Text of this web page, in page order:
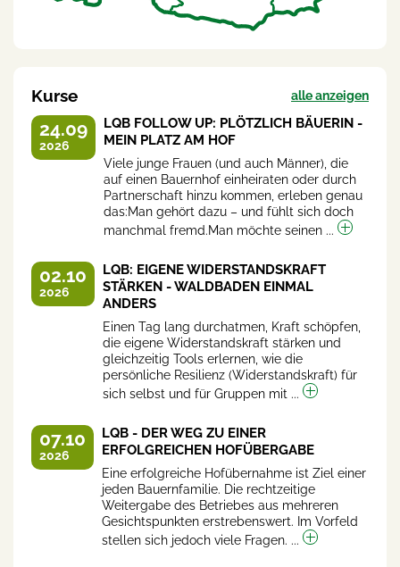
Kurse alle anzeigen
24.09
2026
LQB FOLLOW UP: PLÖTZLICH BÄUERIN -
MEIN PLATZ AM HOF
Viele junge Frauen (und auch Männer), die
auf einen Bauernhof einheiraten oder durch
Partnerschaft hinzu kommen, erleben genau
das:Man gehört dazu – und fühlt sich doch
manchmal fremd.Man möchte seinen ...
02.10
2026
LQB: EIGENE WIDERSTANDSKRAFT
STÄRKEN - WALDBADEN EINMAL
ANDERS
Einen Tag lang durchatmen, Kraft schöpfen,
die eigene Widerstandskraft stärken und
gleichzeitig Tools erlernen, wie die
persönliche Resilienz (Widerstandskraft) für
sich selbst und für Gruppen mit ...
07.10
2026
LQB - DER WEG ZU EINER
ERFOLGREICHEN HOFÜBERGABE
Eine erfolgreiche Hofübernahme ist Ziel einer
jeden Bauernfamilie. Die rechtzeitige
Weitergabe des Betriebes aus mehreren
Gesichtspunkten erstrebenswert. Im Vorfeld
stellen sich jedoch viele Fragen. ...